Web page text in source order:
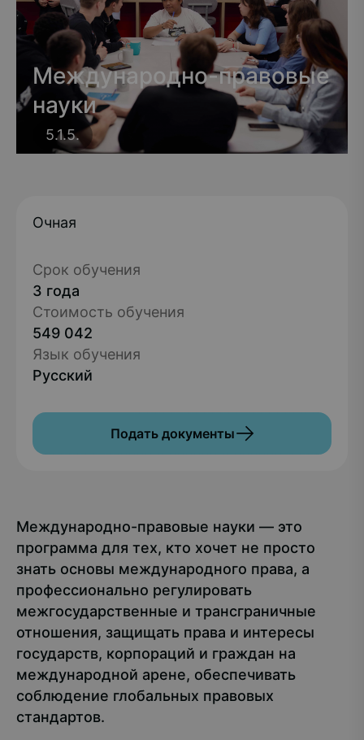
Международно-правовые
науки
5.1.5.
Очная
Срок обучения
3 года
Стоимость обучения
549 042
Язык обучения
Русский
Подать документы
Международно-правовые науки — это
программа для тех, кто хочет не просто
знать основы международного права, а
профессионально регулировать
межгосударственные и трансграничные
отношения, защищать права и интересы
государств, корпораций и граждан на
международной арене, обеспечивать
соблюдение глобальных правовых
стандартов.